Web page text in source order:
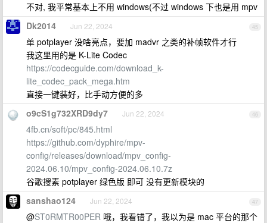
不对, 我平常基本上不用 windows(不过 windows 下也是用 mpv
45
Dk2014 Jun 22, 2024
单 potplayer 没啥亮点，要加 madvr 之类的补帧软件才行
我这里用的是 K-Lite Codec
https://codecguide.com/download_k-
lite_codec_pack_mega.htm
直接一键装好，比手动方便的多
46
o9cS1g732XRD9dy7 Jun 22, 2024
4fb.cn/soft/pc/845.html
https://github.com/dyphire/mpv-
config/releases/download/mpv_config-
2024.06.10/mpv_config-2024.06.10.7z
谷歌搜素 potplayer 绿色版 即可 没有更新模块的
47
sanshao124 Jun 22, 2024
@ST0RMTR00PER 哦，我看错了，我以为是 mac 平台的那个